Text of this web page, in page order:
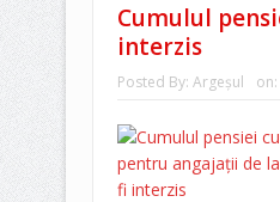
Cumulul
interzis
Posted By: Argeşul on: